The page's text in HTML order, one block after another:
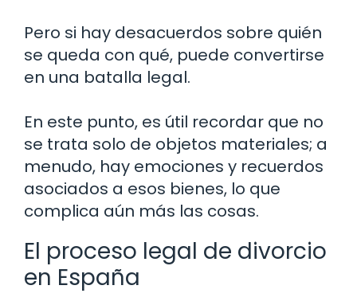
Pero si hay desacuerdos sobre quién
se queda con qué, puede convertirse
en una batalla legal.
En este punto, es útil recordar que no
se trata solo de objetos materiales; a
menudo, hay emociones y recuerdos
asociados a esos bienes, lo que
complica aún más las cosas.
El proceso legal de divorcio
en España